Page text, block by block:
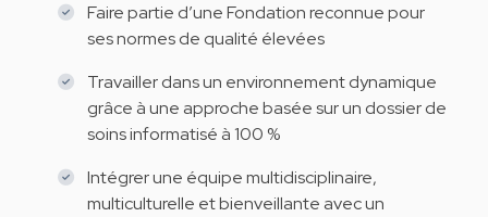
Faire partie d’une Fondation reconnue pour
ses normes de qualité élevées
Travailler dans un environnement dynamique
grâce à une approche basée sur un dossier de
soins informatisé à 100 %
Intégrer une équipe multidisciplinaire,
multiculturelle et bienveillante avec un